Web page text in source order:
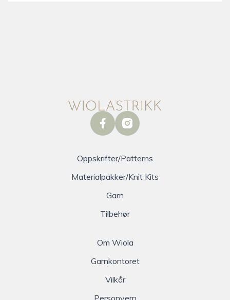
facebookinstagram
Oppskrifter/Patterns
Materialpakker/Knit Kits
Garn
Tilbehør
Om Wiola
Garnkontoret
Vilkår
Personvern